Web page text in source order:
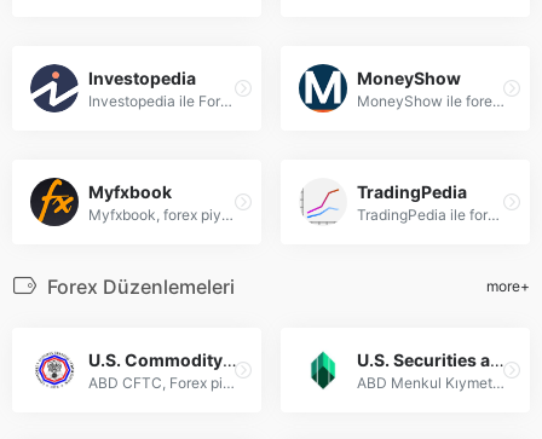
Investopedia
Investopedia ile Forex piyasasını öğrenin: temel bilgiler, stratejiler ve döviz çiftleri hakkında kapsamlı rehberler ve analizler.
MoneyShow
MoneyShow ile forex piyasalarında uzmanlaşın! Forex eğitimleri, stratejiler ve analizlerle yatırım becerilerinizi geliştirin.
Myfxbook
Myfxbook, forex piyasalarında portföy takibi, teknik analiz ve sosyal ticaret için önde gelen platformdur. Gerçek zamanlı veri ve topluluk stratejileri sunar.
TradingPedia
TradingPedia ile forex piyasasını öğrenin! Profesyonel forex eğitimleri, stratejiler ve analizlerle yatırım becerilerinizi geliştirin.
Forex Düzenlemeleri more+
U.S. Commodity Futures Trading Commission (CFTC)
ABD CFTC, Forex piyasalarını düzenler, yatırımcıları korur ve adil piyasa uygulamalarını sağlar.
U.S. Securities and Exchange Commission (SEC)
ABD Menkul Kıymetler ve Borsalar Komisyonu (SEC), Forex piyasaları düzenlemeleri ve yatırımcı koruma mekanizmalarıyla finansal şeffaflığı sağlayan federal bir düzenleyici kuruluştur.